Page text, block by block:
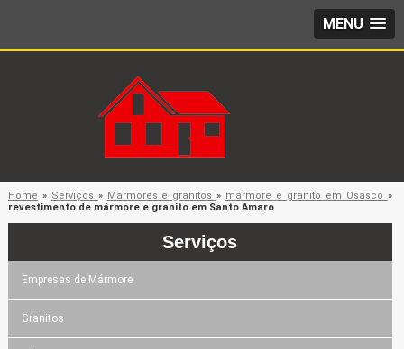
MENU
Home » Serviços » Mármores e granitos» mármore e granito em Osasco »
revestimento de mármore e granito em Santo Amaro
Serviços
Empresas de Mármore
Granitos